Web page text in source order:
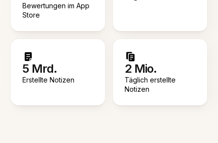
Bewertungen im App
Store
5 Mrd.
Erstellte Notizen
2 Mio.
Täglich erstellte
Notizen